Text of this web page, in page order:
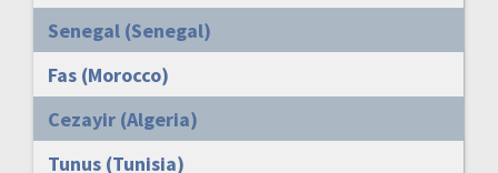
Senegal (Senegal)
Fas (Morocco)
Cezayir (Algeria)
Tunus (Tunisia)